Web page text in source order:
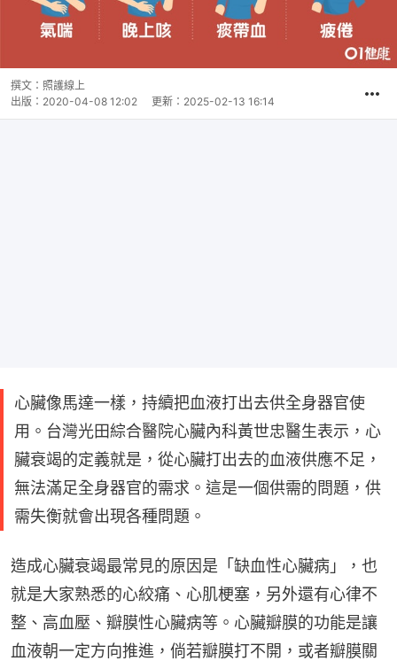
撰文： 照護線上
出版： 2020-04-08 12:02 更新： 2025-02-13 16:14
心臟像馬達一樣，持續把血液打出去供全身器官使
用。台灣光田綜合醫院心臟內科黃世忠醫生表示，心
臟衰竭的定義就是，從心臟打出去的血液供應不足，
無法滿足全身器官的需求。這是一個供需的問題，供
需失衡就會出現各種問題。
造成心臟衰竭最常見的原因是「缺血性心臟病」，也
就是大家熟悉的心絞痛、心肌梗塞，另外還有心律不
整、高血壓、瓣膜性心臟病等。心臟瓣膜的功能是讓
血液朝一定方向推進，倘若瓣膜打不開，或者瓣膜關